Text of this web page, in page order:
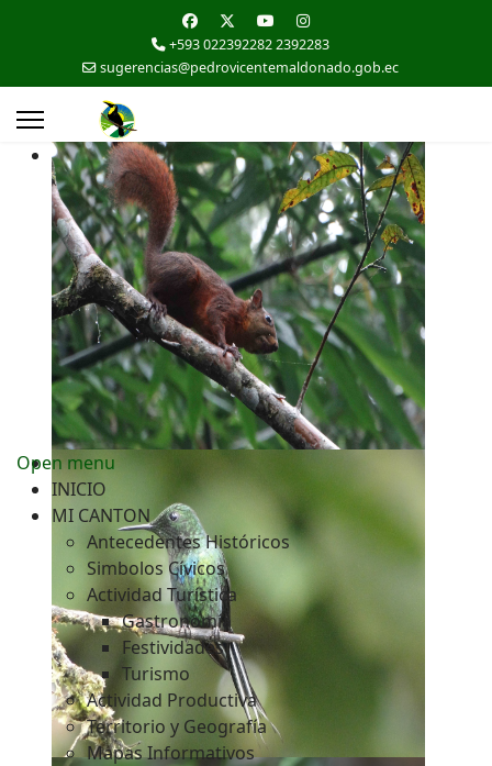
+593 022392282 2392283
sugerencias@pedrovicentemaldonado.gob.ec
Open menu
INICIO
MI CANTON
Antecedentes Históricos
Simbolos Cívicos
Actividad Turística
Gastronomía
Festividades
Turismo
Actividad Productiva
Territorio y Geografía
Mapas Informativos